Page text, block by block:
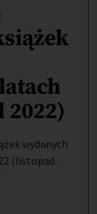
2022)
wydanych
(listopad